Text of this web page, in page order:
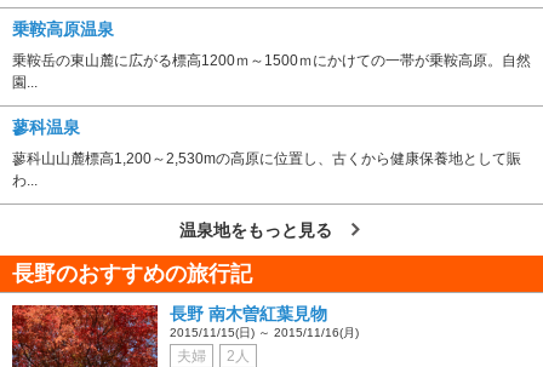
乗鞍高原温泉
乗鞍岳の東山麓に広がる標高1200ｍ～1500ｍにかけての一帯が乗鞍高原。自然
園...
蓼科温泉
蓼科山山麓標高1,200～2,530mの高原に位置し、古くから健康保養地として賑
わ...
温泉地をもっと見る
長野のおすすめの旅行記
長野 南木曽紅葉見物
2015/11/15(日) ～ 2015/11/16(月)
夫婦 2人